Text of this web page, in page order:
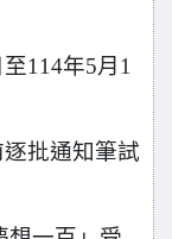
114年5月1
批通知筆試